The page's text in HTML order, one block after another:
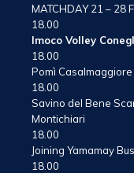
MATCHDAY 21 – 28
18.00
Imoco Volley
18.00
Pomì Casalmaggiore
18.00
Savino del Bene
Montichiari
18.00
Joining Yamamay
18.00